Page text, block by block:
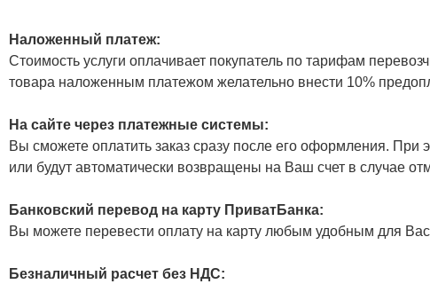
Наложенный платеж:
Стоимость услуги оплачивает покупатель по тарифам
товара наложенным платежом желательно внести 10%
На сайте через платежные системы:
Вы сможете оплатить заказ сразу после его оформления. При
или будут автоматически возвращены на Ваш счет в случае
Банковский перевод на карту ПриватБанка:
Вы можете перевести оплату на карту любым удобным для
Безналичный расчет без НДС: